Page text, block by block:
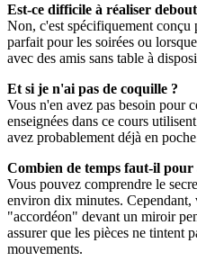
Est-ce difficile à réaliser
Non, c'est spécifiquement conçu
parfait pour les soirées ou
avec des amis sans table à
Et si je n'ai pas de coquille ?
Vous n'en avez pas besoin pour
enseignées dans ce cours
avez probablement déjà en
Combien de temps faut-il
Vous pouvez comprendre le
environ dix minutes. Cependant,
"accordéon" devant un miroir
assurer que les pièces ne tintent
mouvements.